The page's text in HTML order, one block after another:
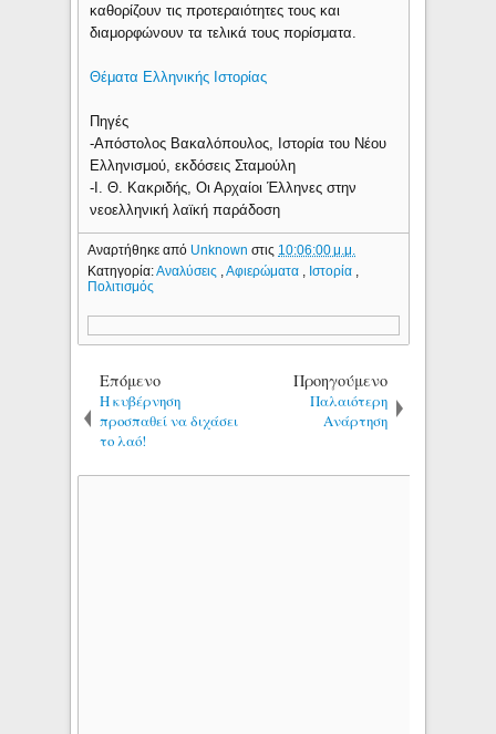
καθορίζουν τις προτεραιότητες τους και
διαμορφώνουν τα τελικά τους πορίσματα.
Θέματα Ελληνικής Ιστορίας
Πηγές
-Απόστολος Βακαλόπουλος, Ιστορία του Νέου
Ελληνισμού, εκδόσεις Σταμούλη
-Ι. Θ. Κακριδής, Οι Αρχαίοι Έλληνες στην
νεοελληνική λαϊκή παράδοση
Αναρτήθηκε από Unknownστις 10:06:00 μ.μ.
Κατηγορία:Αναλύσεις ,Αφιερώματα Ιστορία
Πολιτισμός
Επόμενο
Η κυβέρνηση
προσπαθεί να διχάσει
το λαό!
Προηγούμενο
Παλαιότερη
Ανάρτηση